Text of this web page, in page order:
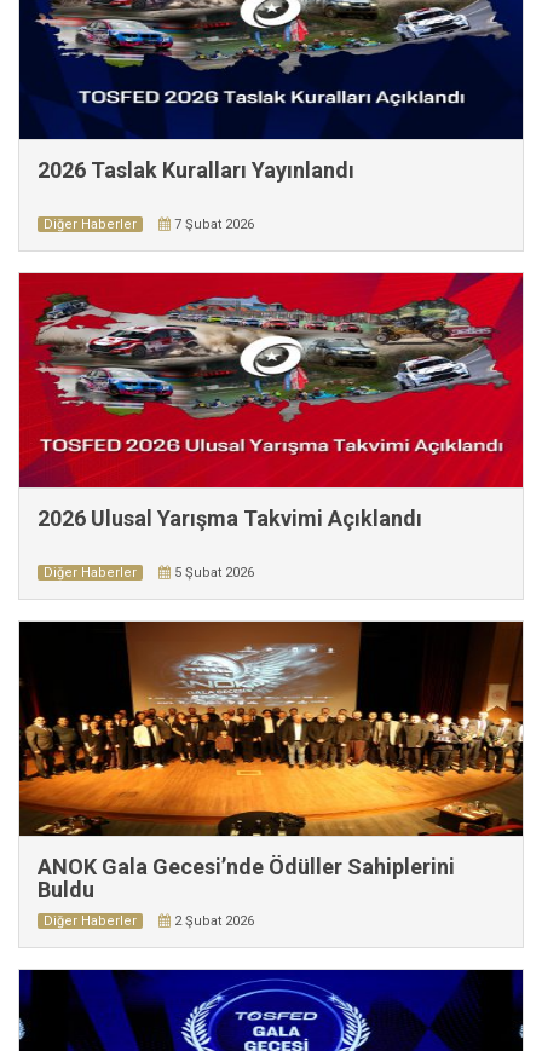
2026 Taslak Kuralları Yayınlandı
Diğer Haberler 7 Şubat 2026
2026 Ulusal Yarışma Takvimi Açıklandı
Diğer Haberler 5 Şubat 2026
ANOK Gala Gecesi’nde Ödüller Sahiplerini
Buldu
Diğer Haberler 2 Şubat 2026